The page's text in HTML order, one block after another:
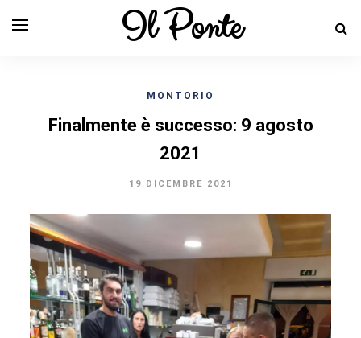
Il Ponte
MONTORIO
Finalmente è successo: 9 agosto
2021
19 DICEMBRE 2021